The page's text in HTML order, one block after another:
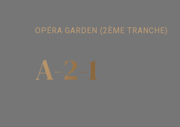
OPÉRA GARDEN (2ÈME TRANCHE)
A-2-1